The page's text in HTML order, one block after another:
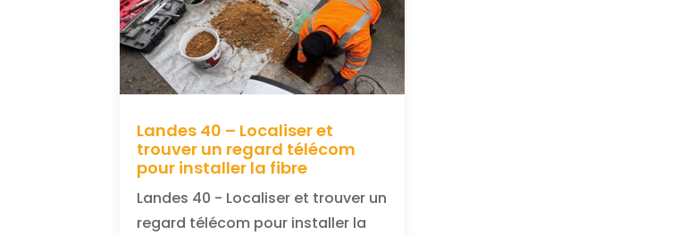
Landes 40 – Localiser et
trouver un regard télécom
pour installer la fibre
Landes 40 - Localiser et trouver un
regard télécom pour installer la